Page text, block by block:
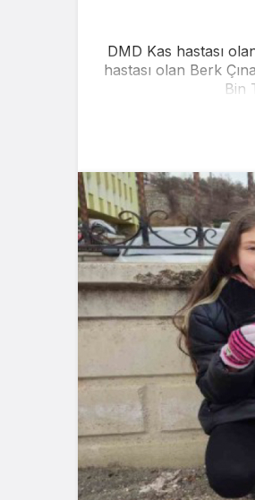
DMD Kas hastası
hastası olan Berk
Bin